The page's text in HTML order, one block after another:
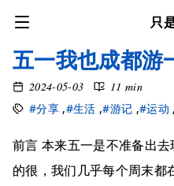
只
五一我也成都游
2024-05-03
11 min
#分享 ,#生活 ,#游记 ,#运动 ,
前言 本来五一是不准备出
的很，我们几乎每个周末都